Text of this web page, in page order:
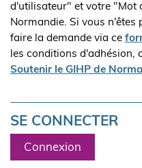
d'utilisateur" et votre "Mot
Normandie. Si vous n'êtes
faire la demande via ce
les conditions d'adhésion,
Soutenir le GIHP de
SE CONNECTER
Connexion